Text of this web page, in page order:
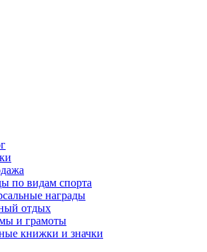
по видам спорта
награды
отдых
и грамоты
книжки и значки